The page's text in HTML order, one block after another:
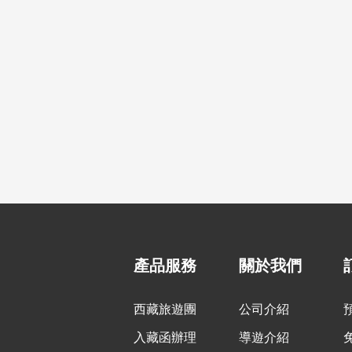
產品服務
西藏旅遊團
入藏函辦理
關於我們
公司介紹
導遊介紹